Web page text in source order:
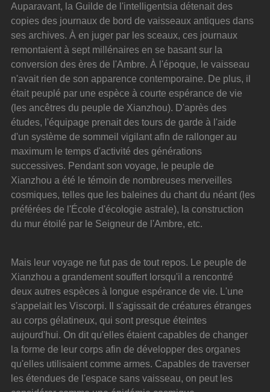
Auparavant, la Guilde de l'intelligentsia détenait des
copies des journaux de bord de vaisseaux antiques dans
ses archives. À en juger par les sceaux, ces journaux
remontaient à sept millénaires en se basant sur la
conversion des ères de l'Ambre. À l'époque, le vaisseau
n'avait rien de son apparence contemporaine. De plus, il
était peuplé par une espèce à courte espérance de vie
(les ancêtres du peuple de Xianzhou). D'après des
études, l'équipage prenait des tours de garde à l'aide
d'un système de sommeil vigilant afin de rallonger au
maximum le temps d'activité des générations
successives. Pendant son voyage, le peuple de
Xianzhou a été le témoin de nombreuses merveilles
cosmiques, telles que les baleines du chant du néant (les
préférées de l'École d'écologie astrale), la construction
du mur étoilé par le Seigneur de l'Ambre, etc.
Mais leur voyage ne fut pas de tout repos. Le peuple de
Xianzhou a grandement souffert lorsqu'il a rencontré
deux autres espèces à longue espérance de vie. L'une
s'appelait les Viscorpi. Il s'agissait de créatures étranges
au corps gélatineux, qui sont presque éteintes
aujourd'hui. On dit qu'elles étaient capables de changer
la forme de leur corps afin de développer des organes
qu'elles utilisaient comme armes. Capables de traverser
les étendues de l'espace sans vaisseau, on peut les